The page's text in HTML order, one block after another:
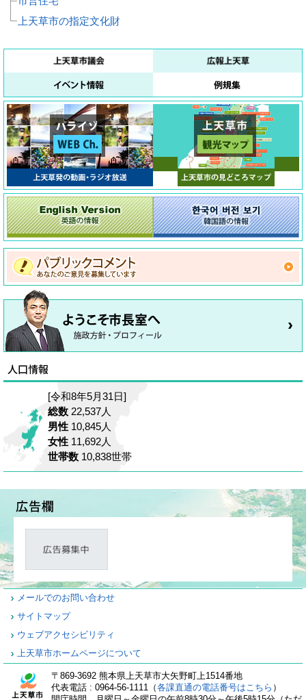
上天草市の指定文化財
[令和8年5月31日]
総数 22,537人
男性 10,845人
女性 11,692人
世帯数 10,838世帯
メールでのお問い合わせ
サイトマップ
ウェブアクセシビリティ
上天草市ホームページについて
〒869-3692 熊本県上天草市大矢野町上1514番地
代表電話 : 0964-56-1111（各課直通の電話番号はこちら ）